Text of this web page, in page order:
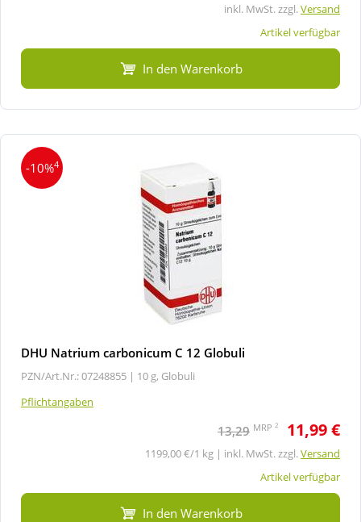
inkl. MwSt. zzgl.Versand
Artikel verfügbar
In den Warenkorb
-10%4
DHU Natrium carbonicum C 12 Globuli
PZN/Art.Nr.: 07248855 | 10 g, Globuli
Pflichtangaben
13,29 MRP 2 11,99 €
1199,00 €/1 kg | inkl. MwSt. zzgl.Versand
Artikel verfügbar
In den Warenkorb